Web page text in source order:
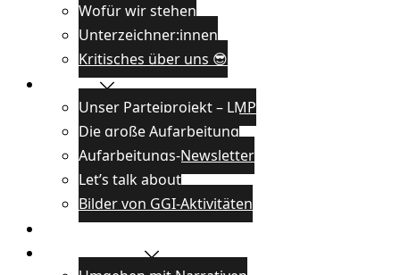
Wofür wir stehen
Unterzeichner:innen
Kritisches über uns 😎
Projekte
Unser Parteiprojekt – LMP
Die große Aufarbeitung
Aufarbeitungs-Newsletter
Let’s talk about
Bilder von GGI-Aktivitäten
Wissenswertes